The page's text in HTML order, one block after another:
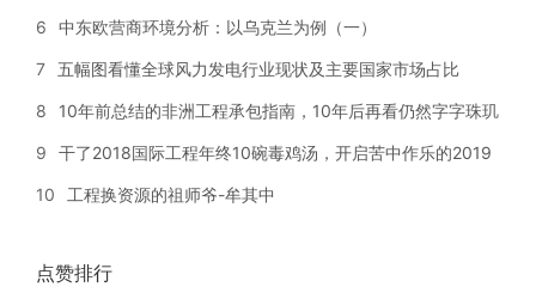
6 中东欧营商环境分析：以乌克兰为例（一）
7 五幅图看懂全球风力发电行业现状及主要国家市场占比
8 10年前总结的非洲工程承包指南，10年后再看仍然字字珠玑
9 干了2018国际工程年终10碗毒鸡汤，开启苦中作乐的2019
10 工程换资源的祖师爷-牟其中
点赞排行